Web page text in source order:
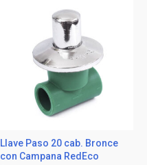
Llave Paso 20 cab. Bronce
con Campana RedEco